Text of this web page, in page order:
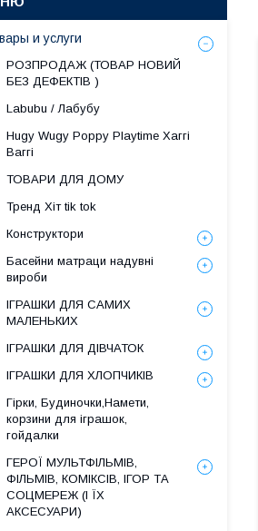
и услуги
РОЗПРОДАЖ (ТОВАР НОВИЙ
БЕЗ ДЕФЕКТІВ )
Labubu / Лабубу
Hugy Wugy Poppy Playtime Хаггі
Ваггі
ТОВАРИ ДЛЯ ДОМУ
Тренд Хіт tik tok
Конструктори
Басейни матраци надувні
вироби
ІГРАШКИ ДЛЯ САМИХ
МАЛЕНЬКИХ
ІГРАШКИ ДЛЯ ДІВЧАТОК
ІГРАШКИ ДЛЯ ХЛОПЧИКІВ
Гірки, Будиночки,Намети,
корзини для іграшок,
гойдалки
ГЕРОЇ МУЛЬТФІЛЬМІВ,
ФІЛЬМІВ, КОМІКСІВ, ІГОР ТА
СОЦМЕРЕЖ (І ЇХ
АКСЕСУАРИ)